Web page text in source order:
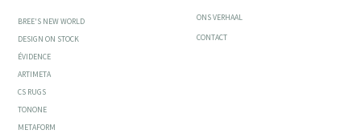
BREE'S NEW WORLD
DESIGN ON STOCK
ÉVIDENCE
ARTIMETA
CS RUGS
TONONE
METAFORM
ONS VERHAAL
CONTACT